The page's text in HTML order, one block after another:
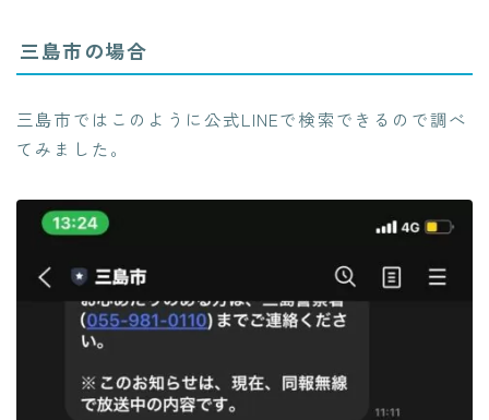
三島市の場合
三島市ではこのように公式LINEで検索できるので調べ
てみました。